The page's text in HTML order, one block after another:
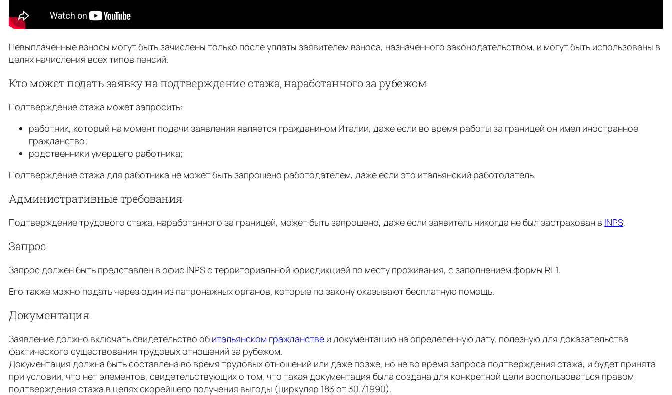
Невыплаченные взносы могут быть зачислены только после уплаты заявителем взноса, назначенного законодательством, и могут быть использованы в
целях начисления всех типов пенсий.
Кто может подать заявку на подтверждение стажа, наработанного за рубежом
Подтверждение стажа может запросить:
работник, который на момент подачи заявления является гражданином Италии, даже если во время работы за границей он имел иностранное
гражданство;
родственники умершего работника;
Подтверждение стажа для работника не может быть запрошено работодателем, даже если это итальянский работодатель.
Административные требования
Подтверждение трудового стажа, наработанного за границей, может быть запрошено, даже если заявитель никогда не был застрахован в INPS.
Запрос
Запрос должен быть представлен в офис INPS с территориальной юрисдикцией по месту проживания, с заполнением формы RE1.
Его также можно подать через один из патронажных органов, которые по закону оказывают бесплатную помощь.
Документация
Заявление должно включать свидетельство об итальянском гражданстве и документацию на определенную дату, полезную для доказательства
фактического существования трудовых отношений за рубежом.
Документация должна быть составлена ​​во время трудовых отношений или даже позже, но не во время запроса подтверждения стажа, и будет принята
при условии, что нет элементов, свидетельствующих о том, что такая документация была создана для конкретной цели воспользоваться правом
подтверждения стажа в целях скорейшего получения выгоды (циркуляр 183 от 30.7.1990).